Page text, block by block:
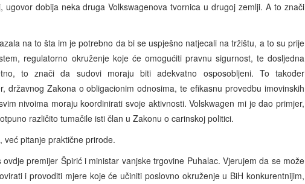
dobija neka druga Volkswagenova tvornica u drugoj zemlji. A to znači
na to šta im je potrebno da bi se uspješno natjecali na tržištu, a to su prije
regulatorno okruženje koje će omogućiti pravnu sigurnost, te dosljedna
to znači da sudovi moraju biti adekvatno osposobljeni. To također
državnog Zakona o obligacionim odnosima, te efikasnu provedbu imovinskih
nivoima moraju koordinirati svoje aktivnosti. Volskwagen mi je dao primjer,
različito tumačile isti član u Zakonu o carinskoj politici.
već pitanje praktične prirode.
premijer Špirić i ministar vanjske trgovine Puhalac. Vjerujem da se može
i provoditi mjere koje će učiniti poslovno okruženje u BiH konkurentnijim,